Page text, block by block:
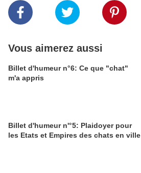
Vous aimerez aussi
Billet d'humeur n°6: Ce que "chat"
m'a appris
Billet d'humeur n'°5: Plaidoyer pour
les Etats et Empires des chats en ville